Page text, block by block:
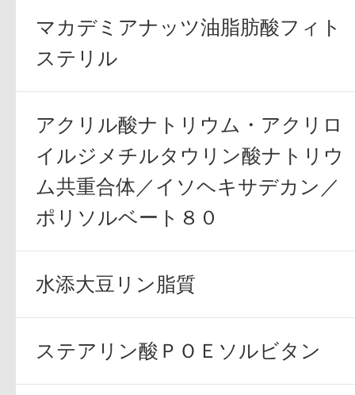
ご利用ガイド
よくあるご質問
マカデミアナッツ油脂肪酸フィト
ステリル
アクリル酸ナトリウム・アクリロ
イルジメチルタウリン酸ナトリウ
ム共重合体／イソヘキサデカン／
ポリソルベート８０
水添大豆リン脂質
ステアリン酸ＰＯＥソルビタン